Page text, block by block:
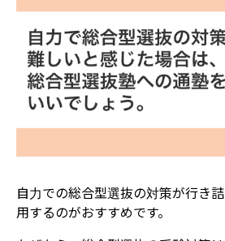
自力での総合型選抜の対策が行き
用するのがおすすめです。